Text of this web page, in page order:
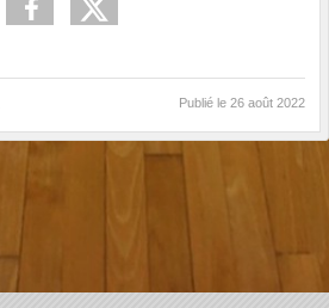
Publié le 26 août 2022